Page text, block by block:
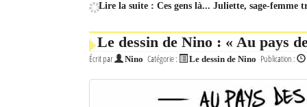
Lire la suite : Ces gens là... Juliette, sage-femme
Le dessin de Nino : « Au pays
Écrit par Nino Catégorie : Le dessin de Nino Publication :